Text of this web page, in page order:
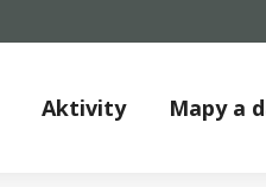
Aktivity Mapy a